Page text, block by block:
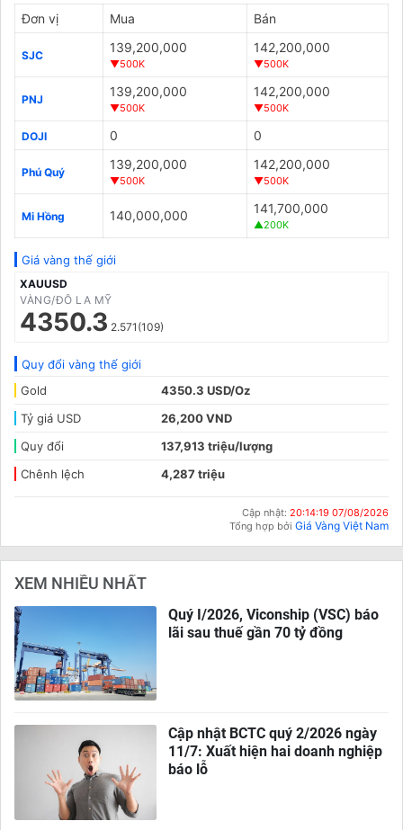
Đơn vị Mua Bán
SJC
139,200,000
▼500K
142,200,000
▼500K
PNJ
139,200,000
▼500K
142,200,000
▼500K
DOJI 0 0
Phú Quý
139,200,000
▼500K
142,200,000
▼500K
Mi Hồng 140,000,000 141,700,000
▲200K
Giá vàng thế giới
XAUUSD
VÀNG/ĐÔ LA MỸ
4350.3 2.571(109)
Quy đổi vàng thế giới
Gold
4350.3 USD/Oz
Tỷ giá USD
26,200 VND
Quy đổi
137,913 triệu/lượng
Chênh lệch
4,287 triệu
Cập nhật: 20:14:19 07/08/2026
Tổng hợp bởi Giá Vàng Việt Nam
XEM NHIỀU NHẤT
Quý I/2026, Viconship (VSC) báo
lãi sau thuế gần 70 tỷ đồng
Cập nhật BCTC quý 2/2026 ngày
11/7: Xuất hiện hai doanh nghiệp
báo lỗ